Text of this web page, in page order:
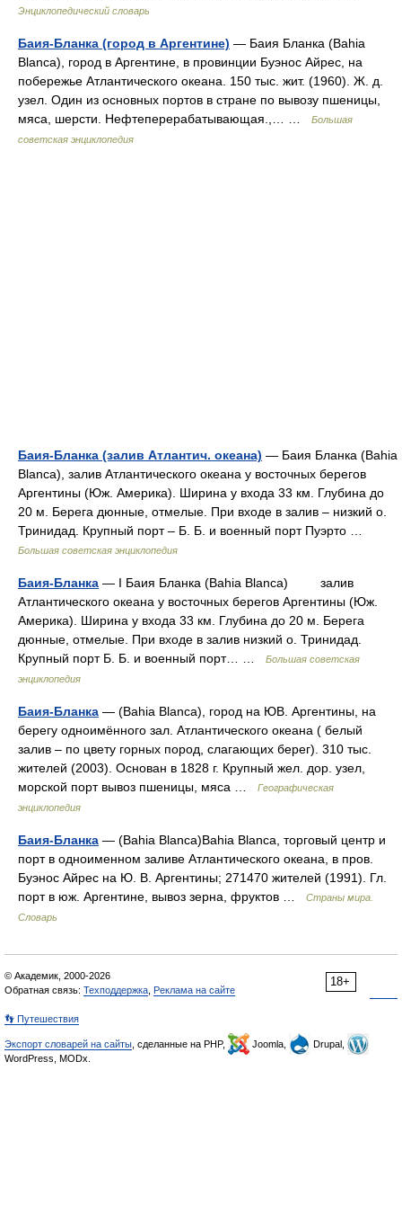
Энциклопедический словарь
Баия-Бланка (город в Аргентине) — Баия Бланка (Bahia
Blanca), город в Аргентине, в провинции Буэнос Айрес, на
побережье Атлантического океана. 150 тыс. жит. (1960). Ж. д.
узел. Один из основных портов в стране по вывозу пшеницы,
мяса, шерсти. Нефтеперерабатывающая.,… …
Большая
советская энциклопедия
Баия-Бланка (залив Атлантич. океана) — Баия Бланка (Bahia
Blanca), залив Атлантического океана у восточных берегов
Аргентины (Юж. Америка). Ширина у входа 33 км. Глубина до
20 м. Берега дюнные, отмелые. При входе в залив ‒ низкий о.
Тринидад. Крупный порт ‒ Б. Б. и военный порт Пуэрто …
Большая советская энциклопедия
Баия-Бланка — I Баия Бланка (Bahia Blanca) залив
Атлантического океана у восточных берегов Аргентины (Юж.
Америка). Ширина у входа 33 км. Глубина до 20 м. Берега
дюнные, отмелые. При входе в залив низкий о. Тринидад.
Крупный порт Б. Б. и военный порт… …
Большая советская
энциклопедия
Баия-Бланка — (Bahia Blanca), город на ЮВ. Аргентины, на
берегу одноимённого зал. Атлантического океана ( белый
залив – по цвету горных пород, слагающих берег). 310 тыс.
жителей (2003). Основан в 1828 г. Крупный жел. дор. узел,
морской порт вывоз пшеницы, мяса …
Географическая
энциклопедия
Баия-Бланка — (Bahia Blanca)Bahia Blanca, торговый центр и
порт в одноименном заливе Атлантического океана, в пров.
Буэнос Айрес на Ю. В. Аргентины; 271470 жителей (1991). Гл.
порт в юж. Аргентине, вывоз зерна, фруктов …
Страны мира.
Словарь
18+
© Академик, 2000-2026
Обратная связь: Техподдержка Реклама на сайте
👣 Путешествия
Экспорт словарей на сайты , сделанные на PHP, Joomla,
Drupal,
WordPress, MODx.